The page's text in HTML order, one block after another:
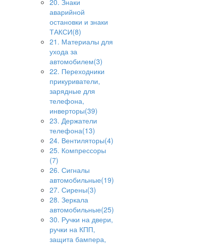
20. Знаки
аварийной
остановки и знаки
ТАКСИ(8)
21. Материалы для
ухода за
автомобилем(3)
22. Переходники
прикуриватели,
зарядные для
телефона,
инверторы(39)
23. Держатели
телефона(13)
24. Вентиляторы(4)
25. Компрессоры
(7)
26. Сигналы
автомобильные(19)
27. Сирены(3)
28. Зеркала
автомобильные(25)
30. Ручки на двери,
ручки на КПП,
защита бампера,